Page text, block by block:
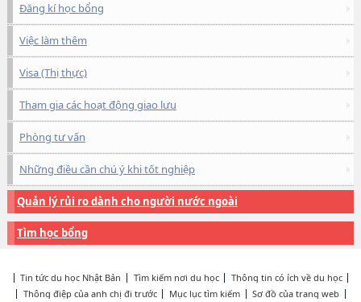
Đăng kí học bổng
Việc làm thêm
Visa (Thị thực)
Tham gia các hoạt động giao lưu
Phòng tư vấn
Những điều cần chú ý khi tốt nghiệp
Quản lý rủi ro dành cho người nước ngoài
Tìm học bổng
Tin tức du học Nhật Bản Tìm kiếm nơi du học
Thông tin có ích về du học
Thông điệp của anh chị đi trước
Mục lục tìm kiếm
Sơ đồ của trang web